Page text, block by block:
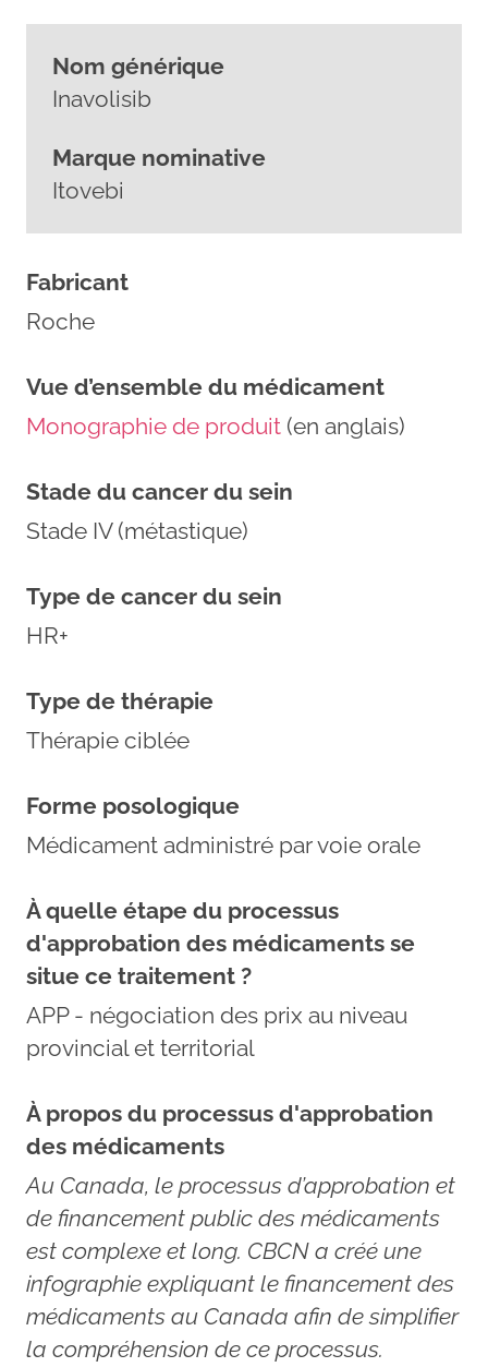
Nom générique
Inavolisib
Marque nominative
Itovebi
Fabricant
Roche
Vue d’ensemble du médicament
Monographie de produit (en anglais)
Stade du cancer du sein
Stade IV (métastique)
Type de cancer du sein
HR+
Type de thérapie
Thérapie ciblée
Forme posologique
Médicament administré par voie orale
À quelle étape du processus
d'approbation des médicaments se
situe ce traitement ?
APP - négociation des prix au niveau
provincial et territorial
À propos du processus d'approbation
des médicaments
Au Canada, le processus d’approbation et
de financement public des médicaments
est complexe et long. CBCN a créé une
infographie expliquant le financement des
médicaments au Canada afin de simplifier
la compréhension de ce processus.